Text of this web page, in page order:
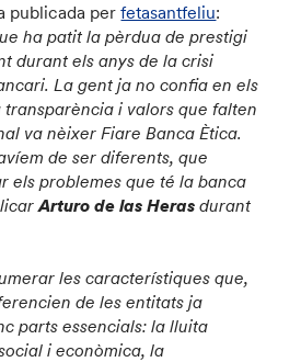
publicada perfetasantfeliu:
ha patit la pèrdua de prestigi
durant els anys de la crisi
La gent ja no confia en els
transparència i valors que falten
va nèixer Fiare Banca Ètica.
de ser diferents, que
els problemes que té la banca
Arturo de las Heras durant
les característiques que,
de les entitats ja
parts essencials: la lluita
i econòmica, la